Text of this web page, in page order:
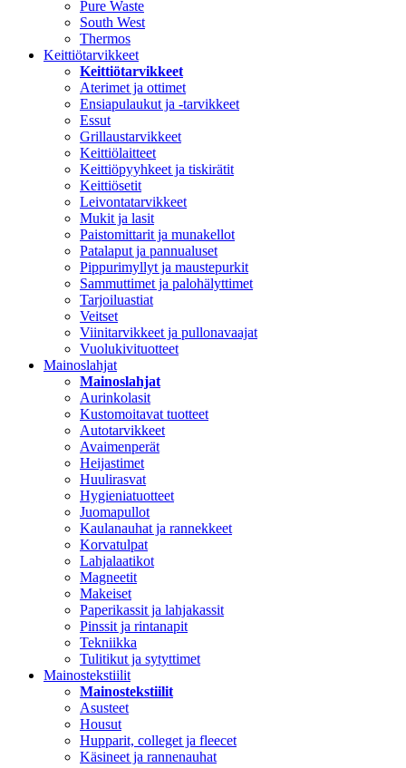
Pure Waste
South West
Thermos
Keittiötarvikkeet
Keittiötarvikkeet
Aterimet ja ottimet
Ensiapulaukut ja -tarvikkeet
Essut
Grillaustarvikkeet
Keittiölaitteet
Keittiöpyyhkeet ja tiskirätit
Keittiösetit
Leivontatarvikkeet
Mukit ja lasit
Paistomittarit ja munakellot
Patalaput ja pannualuset
Pippurimyllyt ja maustepurkit
Sammuttimet ja palohälyttimet
Tarjoiluastiat
Veitset
Viinitarvikkeet ja pullonavaajat
Vuolukivituotteet
Mainoslahjat
Mainoslahjat
Aurinkolasit
Kustomoitavat tuotteet
Autotarvikkeet
Avaimenperät
Heijastimet
Huulirasvat
Hygieniatuotteet
Juomapullot
Kaulanauhat ja rannekkeet
Korvatulpat
Lahjalaatikot
Magneetit
Makeiset
Paperikassit ja lahjakassit
Pinssit ja rintanapit
Tekniikka
Tulitikut ja sytyttimet
Mainostekstiilit
Mainostekstiilit
Asusteet
Housut
Hupparit, colleget ja fleecet
Käsineet ja rannenauhat